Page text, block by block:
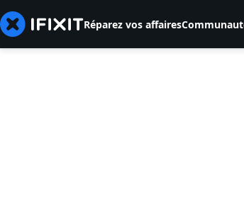
Réparez vos affaires